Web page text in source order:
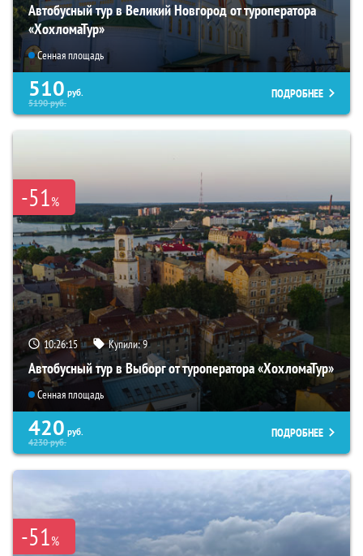
Автобусный тур в Великий Новгород от туроператора
«ХохломаТур»
Сенная площадь
510 руб.
5190руб.
ПОДРОБНЕЕ
-51%
10:26:13 Купили:9
Автобусный тур в Выборг от туроператора «ХохломаТур»
Сенная площадь
420 руб.
4230руб.
ПОДРОБНЕЕ
-51%